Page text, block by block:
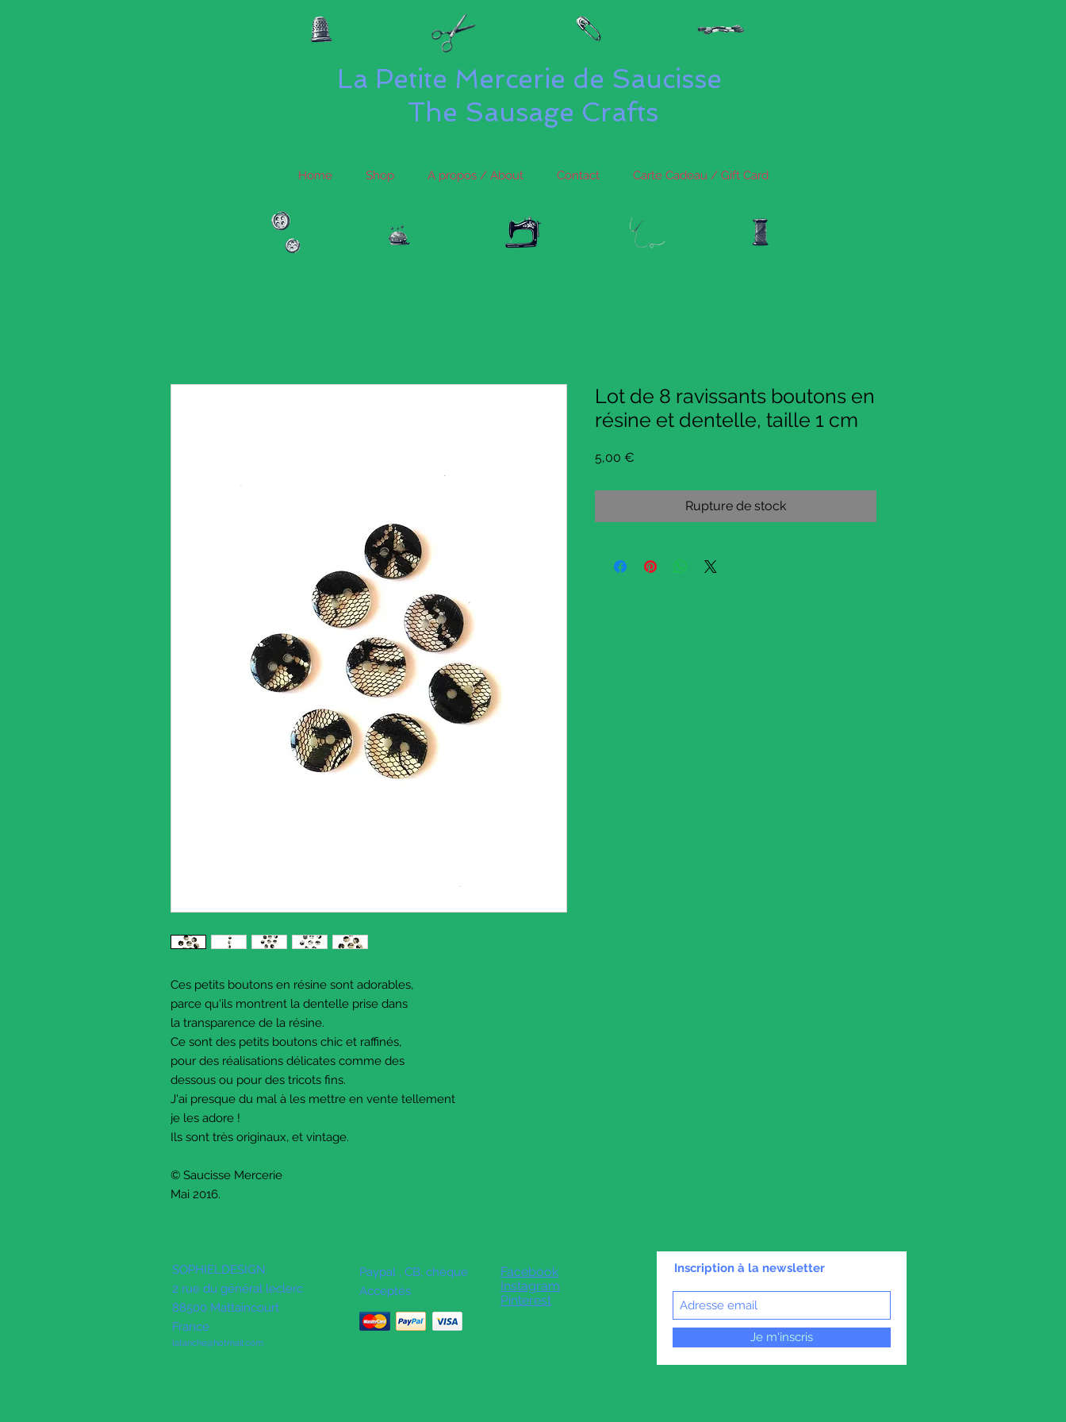
La Petite Mercerie de Saucisse
The Sausage Crafts
Home Shop A propos / About Contact Carte Cadeau / Gift Card
Ces petits boutons en résine sont adorables,
parce qu'ils montrent la dentelle prise dans
la transparence de la résine.
Ce sont des petits boutons chic et raffinés,
pour des réalisations délicates comme des
dessous ou pour des tricots fins.
J'ai presque du mal à les mettre en vente tellement
je les adore !
Ils sont très originaux, et vintage.
© Saucisse Mercerie
Mai 2016.
Lot de 8 ravissants boutons en
résine et dentelle, taille 1 cm
5,00 €
Rupture de stock
SOPHIELDESIGN
2 rue du général leclerc
88500 Mattaincourt
France
latanche@hotmail.com
Paypal , CB, chèque
Acceptés
Facebook
Instagram
Pinterest
Inscription à la newsletter
Je m'inscris